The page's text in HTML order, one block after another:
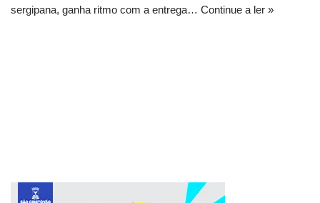
sergipana, ganha ritmo com a entrega… Continue a ler »